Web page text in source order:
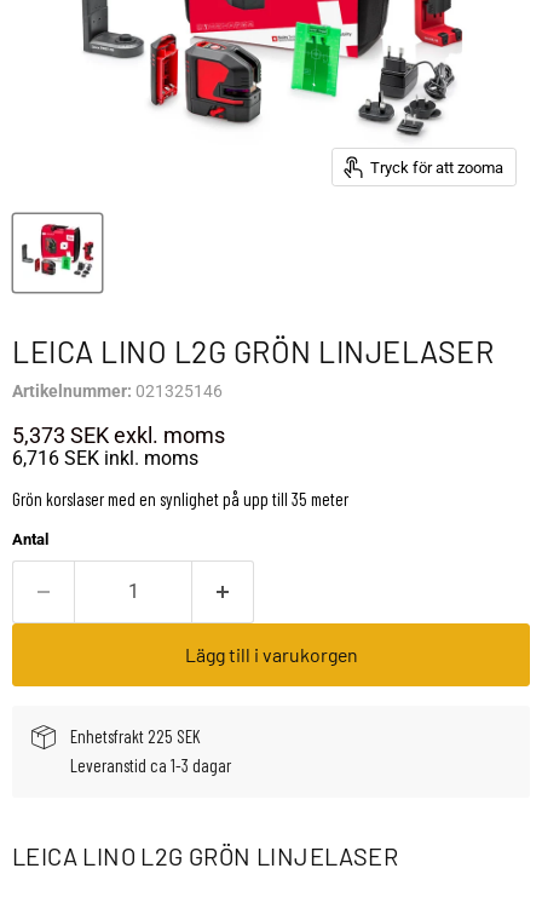
Tryck för att zooma
LEICA LINO L2G GRÖN LINJELASER
Artikelnummer: 021325146
5,373 SEKexkl. moms
6,716 SEK inkl. moms
Grön korslaser med en synlighet på upp till 35 meter
Antal
Lägg till i varukorgen
Enhetsfrakt 225 SEK
Leveranstid ca 1-3 dagar
LEICA LINO L2G GRÖN LINJELASER